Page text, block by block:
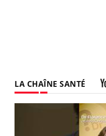
LA CHAÎNE SANTÉ